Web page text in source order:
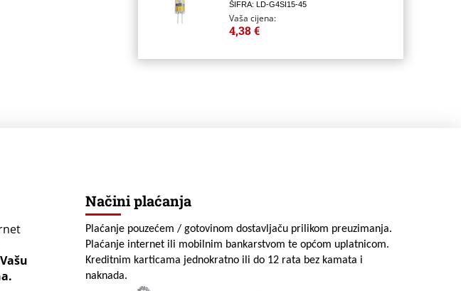
ŠIFRA: LD-G4SI15-45
Vaša cijena:
4,38 €
Načini plaćanja
Plaćanje pouzećem / gotovinom dostavljaču prilikom preuzimanja.
Plaćanje internet ili mobilnim bankarstvom te općom uplatnicom.
Kreditnim karticama jednokratno ili do 12 rata bez kamata i
naknada.